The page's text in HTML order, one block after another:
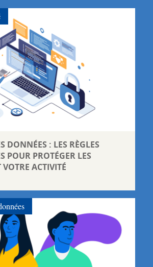
DONNÉES : LES RÈGLES
POUR PROTÉGER LES
ACTIVITÉ